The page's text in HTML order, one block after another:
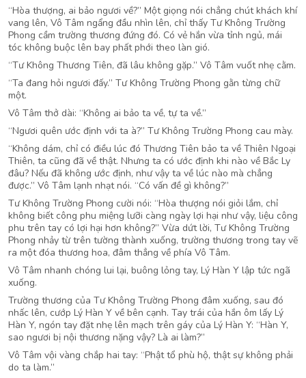
“Hòa thượng, ai bảo ngươi về?” Một giọng nói chẳng chút khách khí
vang lên, Vô Tâm ngẩng đầu nhìn lên, chỉ thấy Tư Không Trường
Phong cầm trường thương đứng đó. Có vẻ hắn vừa tỉnh ngủ, mái
tóc không buộc lên bay phất phới theo làn gió.
“Tư Không Thương Tiên, đã lâu không gặp.” Vô Tâm vuốt nhẹ cằm.
“Ta đang hỏi ngươi đấy.” Tư Không Trường Phong gằn từng chữ
một.
Vô Tâm thở dài: “Không ai bảo ta về, tự ta về.”
“Ngươi quên ước định với ta à?” Tư Không Trường Phong cau mày.
“Không dám, chỉ có điều lúc đó Thương Tiên bảo ta về Thiên Ngoại
Thiên, ta cũng đã về thật. Nhưng ta có ước định khi nào về Bắc Ly
đâu? Nếu đã không ước định, như vậy ta về lúc nào mà chẳng
được.” Vô Tâm lạnh nhạt nói. “Có vấn đề gì không?”
Tư Không Trường Phong cười nói: “Hòa thượng nói giỏi lắm, chỉ
không biết công phu miệng lưỡi càng ngày lợi hại như vậy, liệu công
phu trên tay có lợi hại hơn không?” Vừa dứt lời, Tư Không Trường
Phong nhảy từ trên tường thành xuống, trường thương trong tay vẽ
ra một đóa thương hoa, đâm thẳng về phía Vô Tâm.
Vô Tâm nhanh chóng lui lại, buông lỏng tay, Lý Hàn Y lập tức ngã
xuống.
Trường thương của Tư Không Trường Phong đâm xuống, sau đó
nhấc lên, cướp Lý Hàn Y về bên cạnh. Tay trái của hắn ôm lấy Lý
Hàn Y, ngón tay đặt nhẹ lên mạch trên gáy của Lý Hàn Y: “Hàn Y,
sao ngươi bị nội thương nặng vậy? Là ai làm?”
Vô Tâm vội vàng chắp hai tay: “Phật tổ phù hộ, thật sự không phải
do ta làm.”